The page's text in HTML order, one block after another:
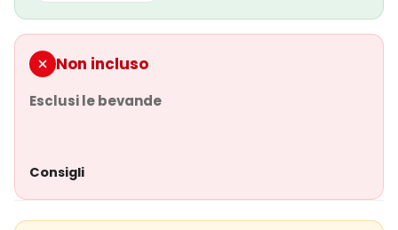
Ami della natura
Visitatori per la prima volta della Cappadocia
È richiesta una moderata attività fisica, specialmente
Non incluso
Esclusi le bevande
Consigli